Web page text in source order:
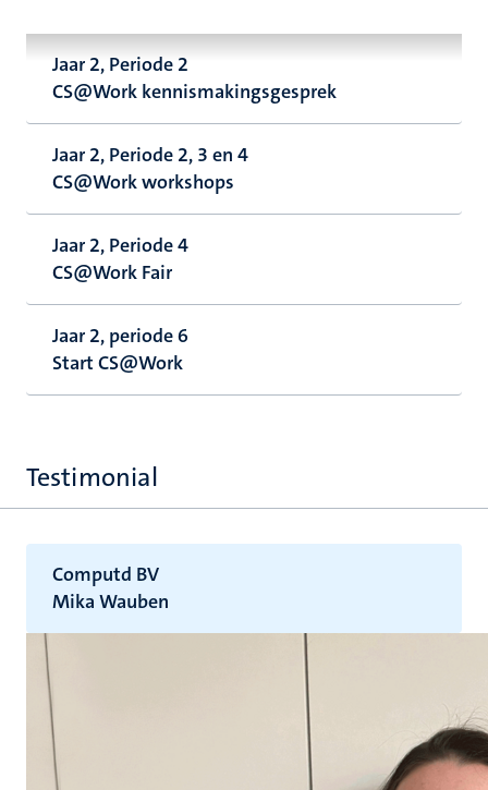
Jaar 2, Periode 2
CS@Work kennismakingsgesprek
Jaar 2, Periode 2, 3 en 4
CS@Work workshops
Jaar 2, Periode 4
CS@Work Fair
Jaar 2, periode 6
Start CS@Work
Testimonial
Computd BV
Mika Wauben